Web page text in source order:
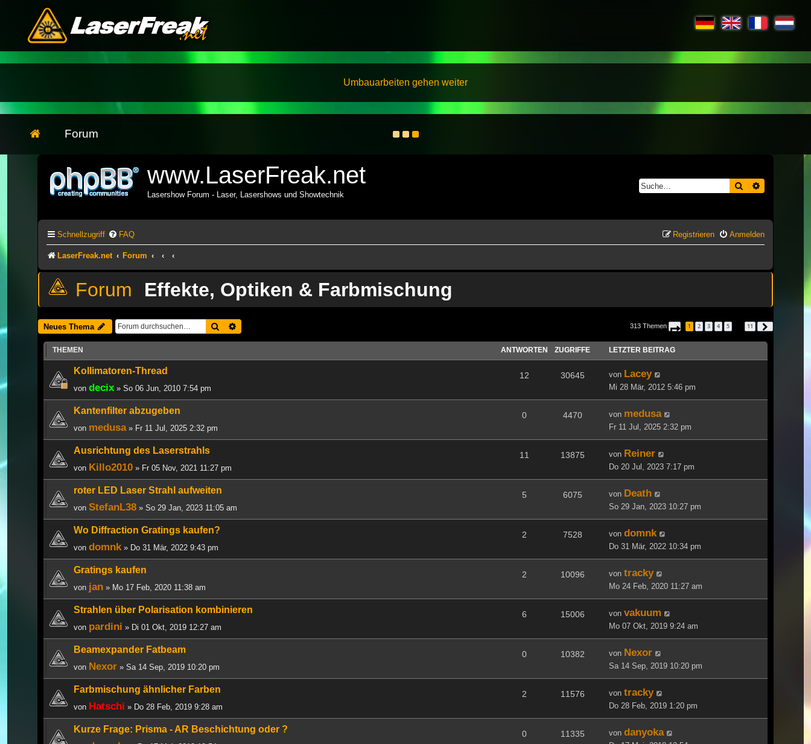
Umbauarbeiten gehen weiter
Forum
www.LaserFreak.net
Lasershow Forum - Laser, Lasershows und Showtechnik
Suche
Schnellzugriff FAQ Anmelden
Registrieren
LaserFreak.net Forum
Effekte, Optiken & Farbmischung
Neues Thema Suche 313 Themen Seite von 11
1 2 3 4 5 11
THEMEN ANTWORTEN ZUGRIFFE LETZTER BEITRAG
Kollimatoren-Thread
von decix » So 06 Jun, 2010 7:54 pm
12 30645 von Lacey
Mi 28 Mär, 2012 5:46 pm
Kantenfilter abzugeben
von medusa» Fr 11 Jul, 2025 2:32 pm
0 4470 von medusa
Fr 11 Jul, 2025 2:32 pm
Ausrichtung des Laserstrahls
von Killo2010 » Fr 05 Nov, 2021 11:27 pm
11 13875 von Reiner
Do 20 Jul, 2023 7:17 pm
roter LED Laser Strahl aufweiten
von StefanL38 » So 29 Jan, 2023 11:05 am
5 6075 von Death
So 29 Jan, 2023 10:27 pm
Wo Diffraction Gratings kaufen?
von domnk » Do 31 Mär, 2022 9:43 pm
2 7528 von domnk
Do 31 Mär, 2022 10:34 pm
Gratings kaufen
von jan » Mo 17 Feb, 2020 11:38 am
2 10096 von tracky
Mo 24 Feb, 2020 11:27 am
Strahlen über Polarisation kombinieren
von pardini » Di 01 Okt, 2019 12:27 am
6 15006 von vakuum
Mo 07 Okt, 2019 9:24 am
Beamexpander Fatbeam
von Nexor » Sa 14 Sep, 2019 10:20 pm
0 10382 von Nexor
Sa 14 Sep, 2019 10:20 pm
Farbmischung ähnlicher Farben
von Hatschi » Do 28 Feb, 2019 9:28 am
2 11576 von tracky
Do 28 Feb, 2019 1:20 pm
Kurze Frage: Prisma - AR Beschichtung oder ? 0 11335 von danyoka